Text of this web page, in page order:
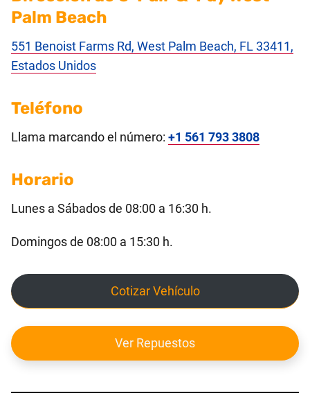
Palm Beach
551 Benoist Farms Rd, West Palm Beach, FL 33411,
Estados Unidos
Teléfono
Llama marcando el número: +1 561 793 3808
Horario
Lunes a Sábados de 08:00 a 16:30 h.
Domingos de 08:00 a 15:30 h.
Cotizar Vehículo
Ver Repuestos